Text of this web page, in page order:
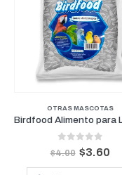
OTRAS MASCOTAS
out of 5
$4.00 $3.60